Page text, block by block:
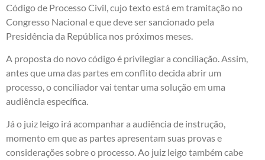
Código de Processo Civil, cujo texto está em tramitação no
Congresso Nacional e que deve ser sancionado pela
Presidência da República nos próximos meses.
A proposta do novo código é privilegiar a conciliação. Assim,
antes que uma das partes em conflito decida abrir um
processo, o conciliador vai tentar uma solução em uma
audiência específica.
Já o juiz leigo irá acompanhar a audiência de instrução,
momento em que as partes apresentam suas provas e
considerações sobre o processo. Ao juiz leigo também cabe